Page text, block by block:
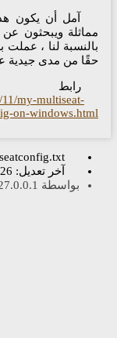
آمل أن يكون هذا
ويبحثون عن حل
لنا ، عملت
من مدى جيدية عمل
06/11/my-multiseat-
config-on-
آخر تعديل:26 20:09
بواسطة127.0.0.1